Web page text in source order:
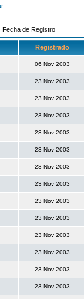
Registrado
06 Nov 2003
23 Nov 2003
23 Nov 2003
23 Nov 2003
23 Nov 2003
23 Nov 2003
23 Nov 2003
23 Nov 2003
23 Nov 2003
23 Nov 2003
23 Nov 2003
23 Nov 2003
23 Nov 2003
23 Nov 2003